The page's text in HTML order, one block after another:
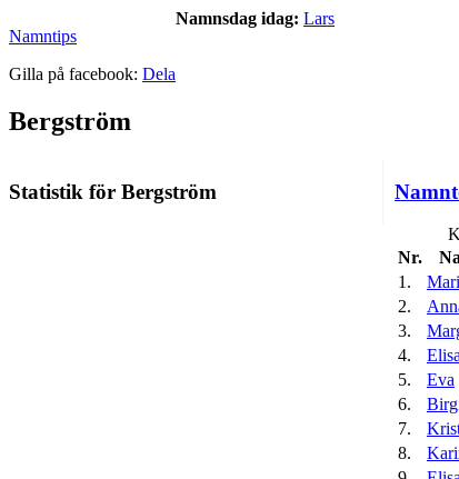
Namntips
Gilla på facebook: Dela
Namnsdag idag: Lars
Bergström
Statistik för Bergström
Nr.
1.
2.
3.
4.
5.
Eva
6.
7.
8.